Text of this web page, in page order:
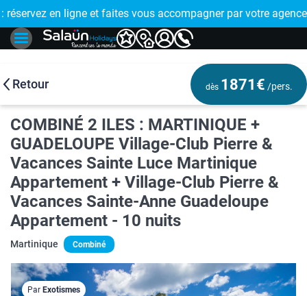
!
: réservez en ligne et faites vous accompagner par votre
🤩
Retour dès 1871€ /pers.
COMBINÉ 2 ILES : MARTINIQUE +
GUADELOUPE Village-Club Pierre &
Vacances Sainte Luce Martinique
Appartement + Village-Club Pierre &
Vacances Sainte-Anne Guadeloupe
Appartement - 10 nuits
Martinique Combiné
Par Exotismes